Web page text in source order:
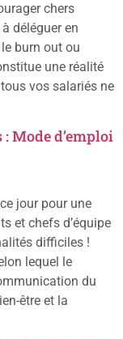
chers
déléguer en
burn out ou
une réalité
vos salariés ne
Mode d’emploi
jour pour une
et chefs d’équipe
difficiles !
lequel le
du
être et la